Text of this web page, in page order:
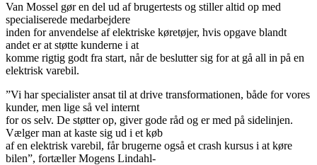
Van Mossel gør en del ud af brugertests og stiller altid op med
specialiserede medarbejdere
inden for anvendelse af elektriske køretøjer, hvis opgave blandt
andet er at støtte kunderne i at
komme rigtig godt fra start, når de beslutter sig for at gå all in på en
elektrisk varebil.
”Vi har specialister ansat til at drive transformationen, både for vores
kunder, men lige så vel internt
for os selv. De støtter op, giver gode råd og er med på sidelinjen.
Vælger man at kaste sig ud i et køb
af en elektrisk varebil, får brugerne også et crash kursus i at køre
bilen”, fortæller Mogens Lindahl-